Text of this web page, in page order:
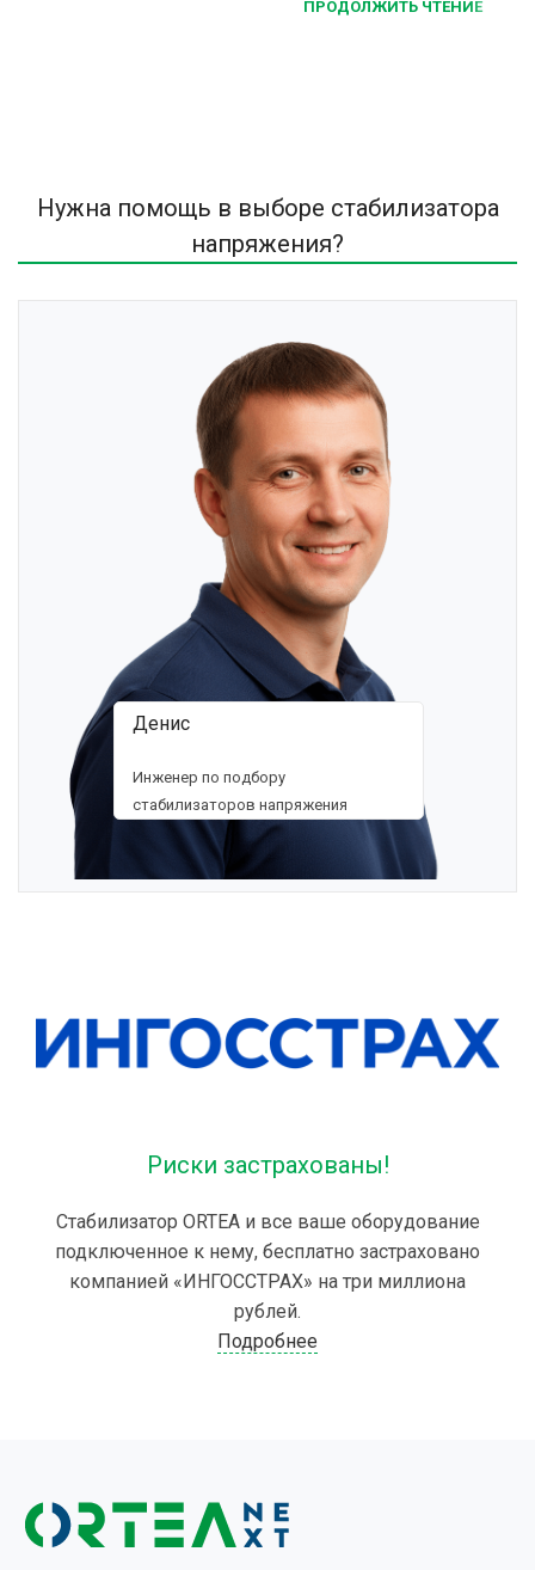
ПРОДОЛЖИТЬ ЧТЕНИЕ
Нужна помощь в выборе стабилизатора
напряжения?
Денис
Инженер по подбору
стабилизаторов напряжения
Риски застрахованы!
Стабилизатор ORTEA и все ваше оборудование
подключенное к нему, бесплатно застраховано
компанией «ИНГОССТРАХ» на три миллиона
рублей.
Подробнее